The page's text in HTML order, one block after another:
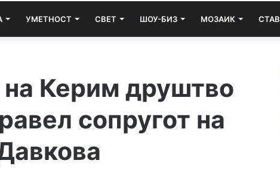
УМЕТНОСТ СВЕТ ШОУ-БИЗ МОЗАИК СТАВ
Керим друштво
сопругот на